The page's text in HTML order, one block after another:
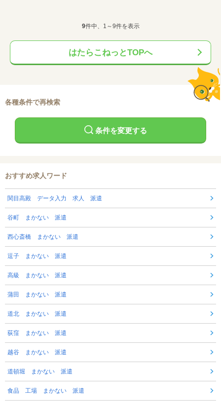
9件中、1～9件を表示
はたらこねっとTOPへ
各種条件で再検索
条件を変更する
おすすめ求人ワード
関目高殿 データ入力 求人 派遣
谷町 まかない 派遣
西心斎橋 まかない 派遣
逗子 まかない 派遣
高級 まかない 派遣
蒲田 まかない 派遣
道北 まかない 派遣
荻窪 まかない 派遣
越谷 まかない 派遣
道頓堀 まかない 派遣
食品 工場 まかない 派遣